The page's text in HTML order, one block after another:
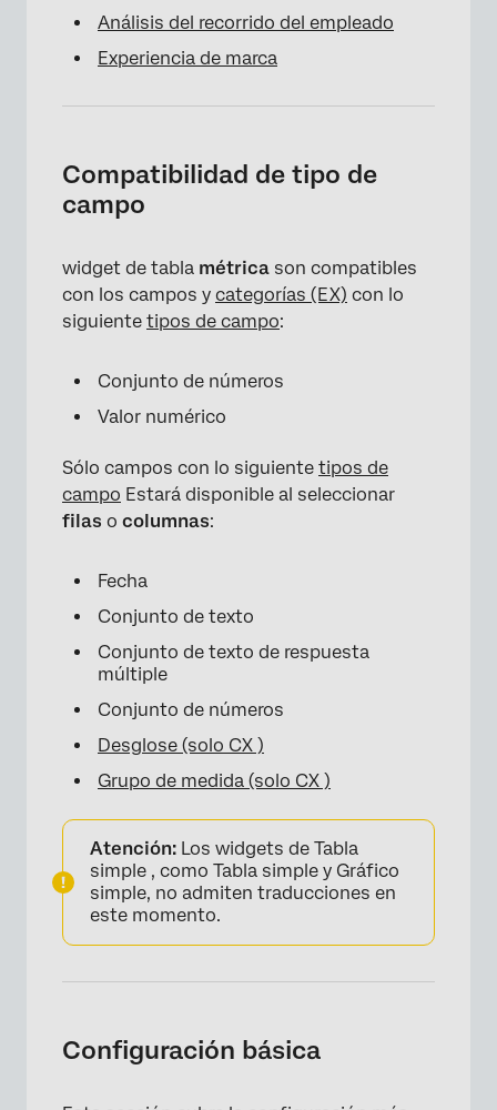
×
Análisis del recorrido del empleado
Experiencia de marca
Compatibilidad de tipo de
campo
widget de tabla métrica son compatibles
con los campos y categorías (EX) con lo
siguiente tipos de campo:
Conjunto de números
Valor numérico
Sólo campos con lo siguiente tipos de
campo Estará disponible al seleccionar
filas o columnas:
Fecha
Conjunto de texto
Conjunto de texto de respuesta
múltiple
Conjunto de números
Desglose (solo CX )
Grupo de medida (solo CX )
Atención: Los widgets de Tabla
simple , como Tabla simple y Gráfico
simple, no admiten traducciones en
este momento.
Configuración básica